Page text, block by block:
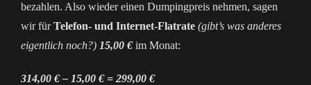
bezahlen. Also wieder einen Dumpingpreis nehmen, sagen
wir fürTelefon- und Internet-Flatrate (gibt’s was anderes
eigentlich noch?) 15,00 €im Monat:
314,00 € – 15,00 € = 299,00 €